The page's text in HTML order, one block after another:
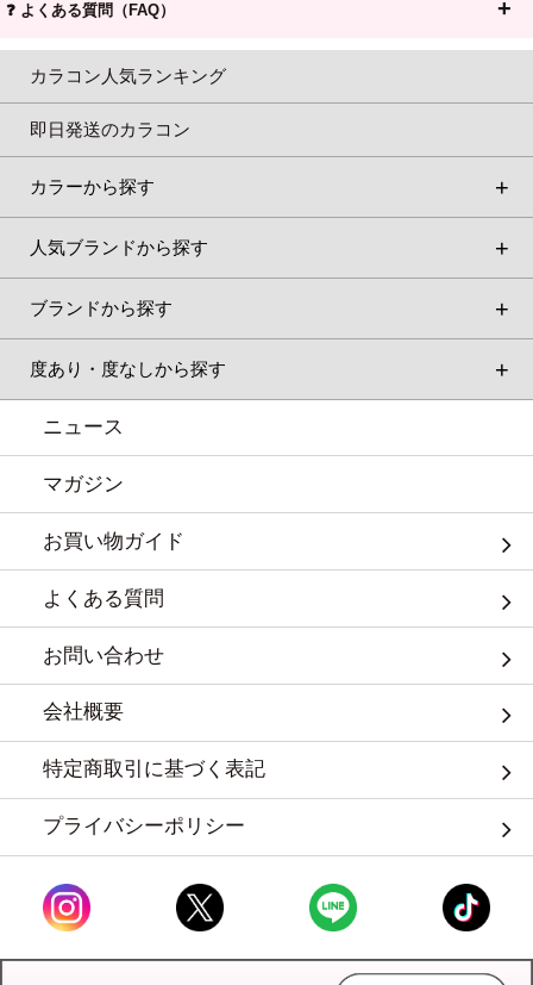
❓ よくある質問（FAQ）
カラコン人気ランキング
即日発送のカラコン
カラーから探す
人気ブランドから探す
ブランドから探す
度あり・度なしから探す
ニュース
マガジン
お買い物ガイド
よくある質問
お問い合わせ
会社概要
特定商取引に基づく表記
プライバシーポリシー